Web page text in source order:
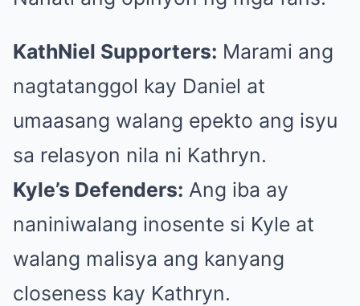
KathNiel Supporters: Marami ang
nagtatanggol kay Daniel at
umaasang walang epekto ang isyu
sa relasyon nila ni Kathryn.
Kyle’s Defenders: Ang iba ay
naniniwalang inosente si Kyle at
walang malisya ang kanyang
closeness kay Kathryn.